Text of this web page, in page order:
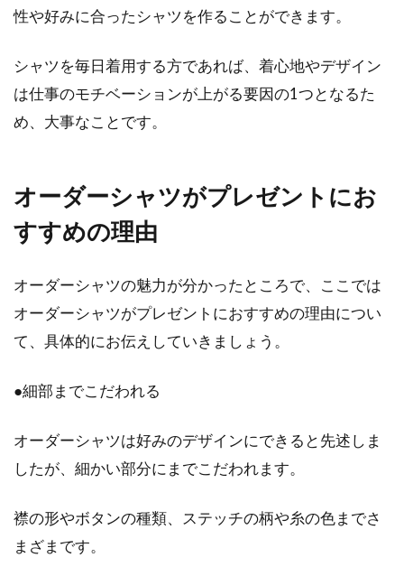
ーディネート！～秋冬編～
美しいシルエットの「テーパードパンツ」は、
レディースファッションの万能アイテムです。
フォーマ...
デニム選びのポイント！レディース
ブランドのおすすめ4選
に、「デニム」が挙げられることでしょう。多
大人のパーカー選びのポイント！ど
パーカーはいつの時代にも着られている、ファ
ッションの定番アイテムです。定番アイテムな
性や好みに合ったシャツを作ることができます。
シャツを毎日着用する方であれば、着心地やデザイン
は仕事のモチベーションが上がる要因の1つとなるた
め、大事なことです。
オーダーシャツがプレゼントにお
すすめの理由
オーダーシャツの魅力が分かったところで、ここでは
オーダーシャツがプレゼントにおすすめの理由につい
て、具体的にお伝えしていきましょう。
●細部までこだわれる
オーダーシャツは好みのデザインにできると先述しま
したが、細かい部分にまでこだわれます。
襟の形やボタンの種類、ステッチの柄や糸の色までさ
まざまです。